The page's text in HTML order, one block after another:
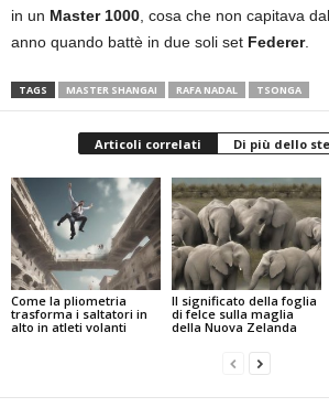
in un Master 1000, cosa che non capitava dal
anno quando battè in due soli set Federer.
TAGS MASTER SHANGAI RAFA NADAL TSONGA
Articoli correlati Di più dello
Come la pliometria
trasforma i saltatori in
alto in atleti volanti
Il significato della foglia
di felce sulla maglia
della Nuova Zelanda